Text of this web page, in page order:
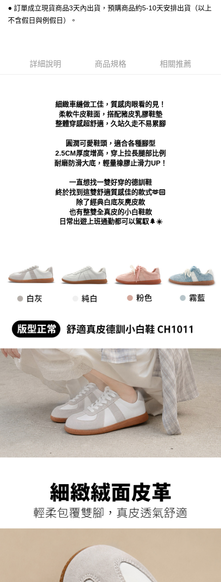
【「AFTEE先享後付」結帳流程】
１．於結帳方式選擇「AFTEE先享後付」後，將跳轉至「AFTEE先享後付」
※ 請注意：結帳手續完成當下不需立刻繳費，但若您需要取消訂單，請聯絡
https://netprotections.freshdesk.com/support/home
易，需依本服務之必要範圍內提供個人資料，並將交易相關給付款項請求債
權轉讓予恩沛科技股份有限公司。
２．關於個人資料處理事宜，請瀏覽以下網址：
３．未成年的使用者請事先徵得法定代理人或監護人之同意方可使用
「AFTEE先享後付」，若未經同意申辦者引起之損失，本公司不負相關責
４．使用「AFTEE先享後付」時，將依據個別帳號之用戶狀況，依本公司即
時審查核予不同之上限額度；若仍有額度不足之情形，本公司將視審查結果
請求用戶進行身份認證。
每筆NT$70，滿NT$999(含以上)免運費
付款後 全家取貨
每筆NT$70，滿NT$999(含以上)免運費
● 訂單成立現貨商品3天內出貨，預購商品約5-10天安排出貨（以上
不含假日與例假日）。
詳細說明 商品規格 相關推薦
細緻車縫做工佳，質感肉眼看的見！
柔軟牛皮鞋面，搭配豬皮乳膠鞋墊
整體穿感超舒適，久站久走不易累腳
圓潤可愛鞋頭，適合各種腳型
2.5CM厚度增高，穿上拉長腿部比例
耐磨防滑大底，輕量橡膠止滑力UP！
一直想找一雙好穿的德訓鞋
終於找到這雙舒適質感佳的款式🫶🏻
除了經典白底灰麂皮款
也有整雙全真皮的小白鞋款
日常出遊上班通勤都可以駕馭🌲☀️